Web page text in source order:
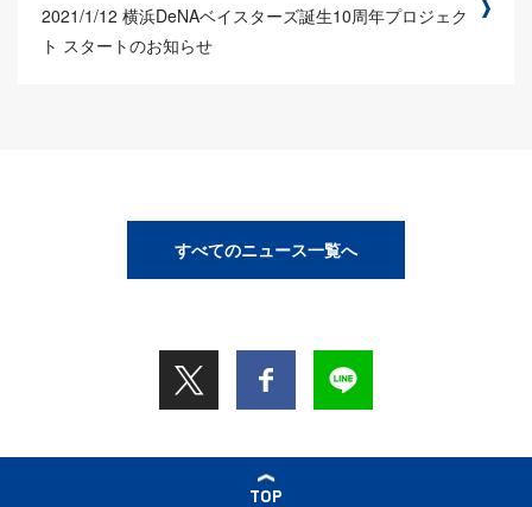
2021/1/12 横浜DeNAベイスターズ誕生10周年プロジェク
ト スタートのお知らせ
すべてのニュース一覧へ
TOP